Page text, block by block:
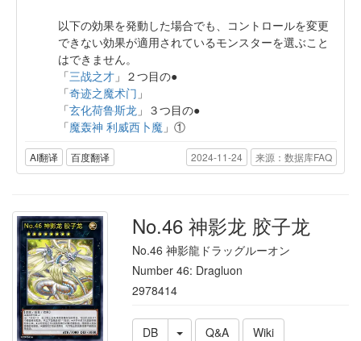
以下の効果を発動した場合でも、コントロールを変更
できない効果が適用されているモンスターを選ぶこと
はできません。
「三战之才 」２つ目の●
「奇迹之魔术门 」
「玄化荷鲁斯龙 」３つ目の●
「魔轰神 利威西卜魔 」①
AI翻译 百度翻译 2024-11-24 来源：数据库FAQ
No.46 神影龙 胶子龙
No.46 神影龍ドラッグルーオン
Number 46: Dragluon
2978414
DB Q&A
Wiki